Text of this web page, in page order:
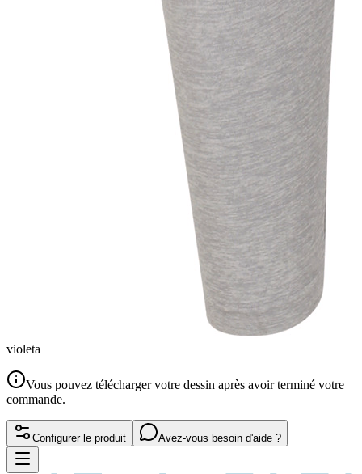
violeta
Vous pouvez télécharger votre dessin après avoir terminé votre
commande.
Configurer le produit Avez-vous besoin d'aide ?